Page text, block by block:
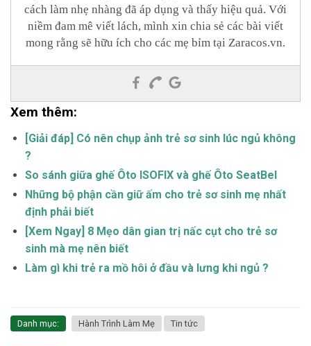
cách làm nhẹ nhàng đã áp dụng và thấy hiệu quả. Với
niềm đam mê viết lách, mình xin chia sẻ các bài viết
mong rằng sẽ hữu ích cho các mẹ bỉm tại Zaracos.vn.
Xem thêm:
[Giải đáp] Có nên chụp ảnh trẻ sơ sinh lúc ngủ không
?
So sánh giữa ghế Ôto ISOFIX và ghế Ôto SeatBel
Những bộ phận cần giữ ấm cho trẻ sơ sinh mẹ nhất
định phải biết
[Xem Ngay] 8 Mẹo dân gian trị nấc cụt cho trẻ sơ
sinh mà mẹ nên biết
Làm gì khi trẻ ra mồ hôi ở đầu và lưng khi ngủ ?
Danh mục: Hành Trình Làm Mẹ Tin tức